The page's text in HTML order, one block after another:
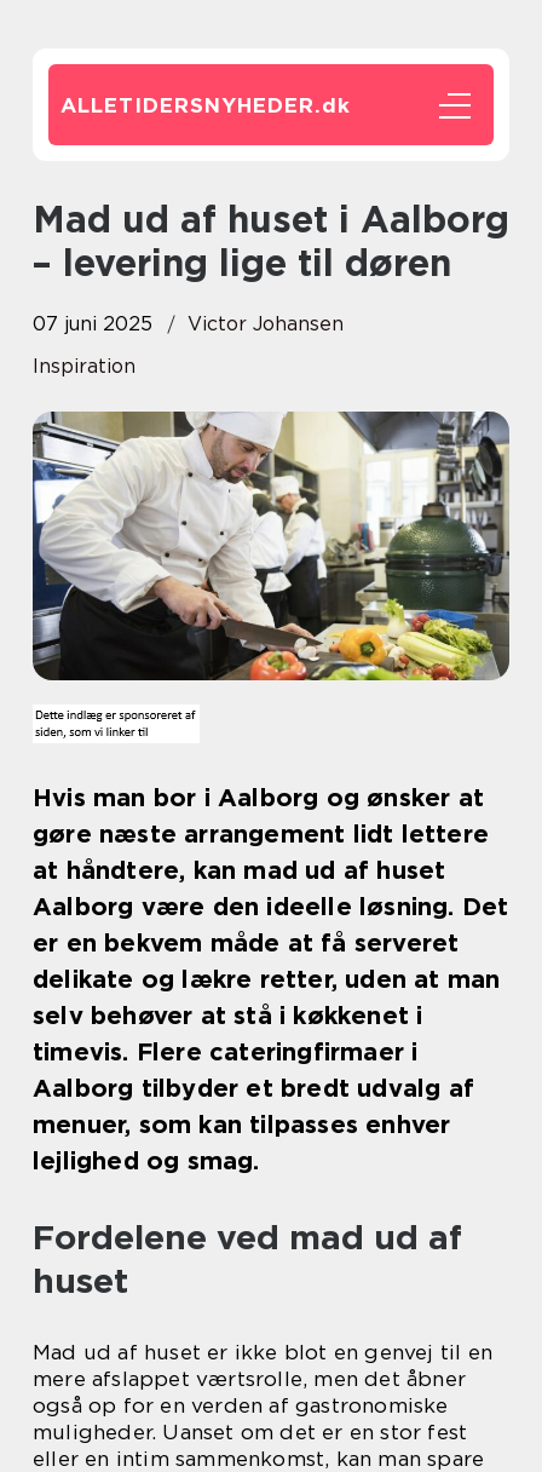
ALLETIDERSNYHEDER.dk
Mad ud af huset i Aalborg
– levering lige til døren
07 juni 2025
Victor Johansen
Inspiration
Hvis man bor i Aalborg og ønsker at
gøre næste arrangement lidt lettere
at håndtere, kan mad ud af huset
Aalborg være den ideelle løsning. Det
er en bekvem måde at få serveret
delikate og lækre retter, uden at man
selv behøver at stå i køkkenet i
timevis. Flere cateringfirmaer i
Aalborg tilbyder et bredt udvalg af
menuer, som kan tilpasses enhver
lejlighed og smag.
Fordelene ved mad ud af
huset
Mad ud af huset er ikke blot en genvej til en
mere afslappet værtsrolle, men det åbner
også op for en verden af gastronomiske
muligheder. Uanset om det er en stor fest
eller en intim sammenkomst, kan man spare